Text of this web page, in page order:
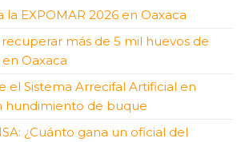
la EXPOMAR 2026 en Oaxaca
más de 5 mil huevos de
Oaxaca
el Sistema Arrecifal Artificial en
hundimiento de buque
¿Cuánto gana un oficial del